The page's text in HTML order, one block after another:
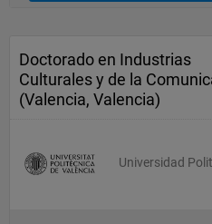
Doctorado en Industrias
Culturales y de la
(Valencia, Valencia)
Universidad